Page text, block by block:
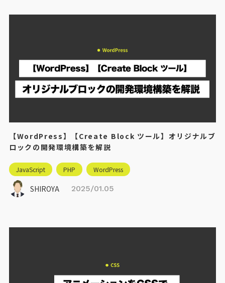
【WordPress】【Create Block ツール】オリジナルブ
ロックの開発環境構築を解説
JavaScript PHP WordPress
SHIROYA 2025/01.05